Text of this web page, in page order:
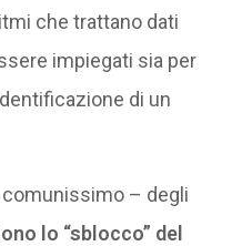
che trattano dati
impiegati sia per
di un
– degli
lo “sblocco” del